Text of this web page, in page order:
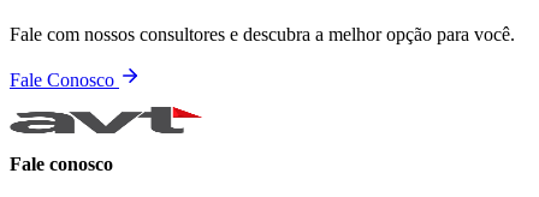
Fale com nossos consultores e descubra a melhor opção para você.
Fale Conosco
Fale conosco